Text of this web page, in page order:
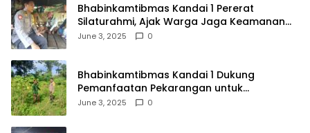
Bhabinkamtibmas Kandai 1 Pererat
Silaturahmi, Ajak Warga Jaga Keamanan
Lingkungan
June 3, 2025 0
Bhabinkamtibmas Kandai 1 Dukung
Pemanfaatan Pekarangan untuk
Ketahanan Pangan Menuju Indonesia Emas
June 3, 2025 0